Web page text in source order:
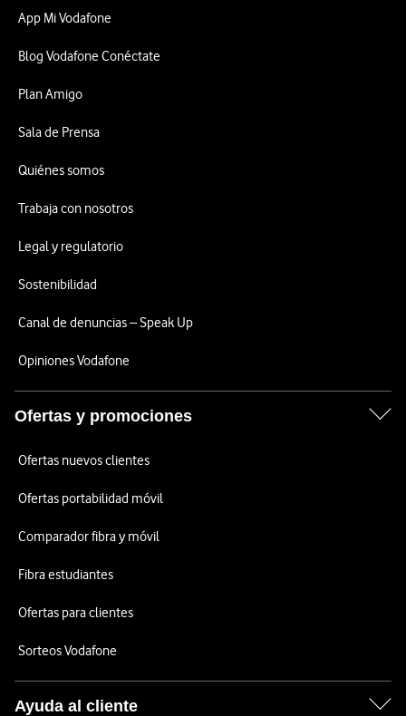
App Mi Vodafone
Blog Vodafone Conéctate
Plan Amigo
Sala de Prensa
Quiénes somos
Trabaja con nosotros
Legal y regulatorio
Sostenibilidad
Canal de denuncias – Speak Up
Opiniones Vodafone
Ofertas y promociones
Ofertas nuevos clientes
Ofertas portabilidad móvil
Comparador fibra y móvil
Fibra estudiantes
Ofertas para clientes
Sorteos Vodafone
Ayuda al cliente